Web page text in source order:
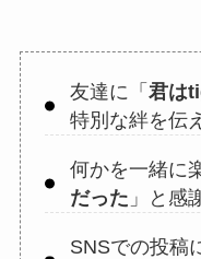
友達に「 君は
特別な絆を伝
何かを一緒に
だった 」と感
SNSでの投稿